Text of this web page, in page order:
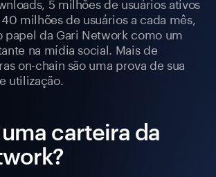
milhões de usuários a cada mês,
papel da Gari Network como um
na mídia social. Mais de
on-chain são uma prova de sua
utilização.
carteira da